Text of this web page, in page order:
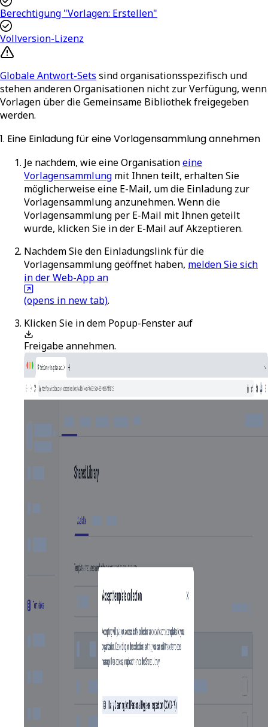
Berechtigung "Vorlagen: Erstellen"
Vollversion-Lizenz
Globale Antwort-Sets sind organisationsspezifisch und
stehen anderen Organisationen nicht zur Verfügung, wenn
Vorlagen über die Gemeinsame Bibliothek freigegeben
werden.
1. Eine Einladung für eine Vorlagensammlung annehmen
Je nachdem, wie eine Organisationeine
Vorlagensammlung mit Ihnen teilt, erhalten Sie
möglicherweise eine E-Mail, um die Einladung zur
Vorlagensammlung anzunehmen. Wenn die
Vorlagensammlung per E-Mail mit Ihnen geteilt
wurde, klicken Sie in der E-Mail aufAkzeptieren.
Nachdem Sie den Einladungslink für die
Vorlagensammlung geöffnet haben, melden Sie sich
in der Web-App an
(opens in new tab).
Klicken Sie in dem Popup-Fenster auf
Freigabe annehmen.